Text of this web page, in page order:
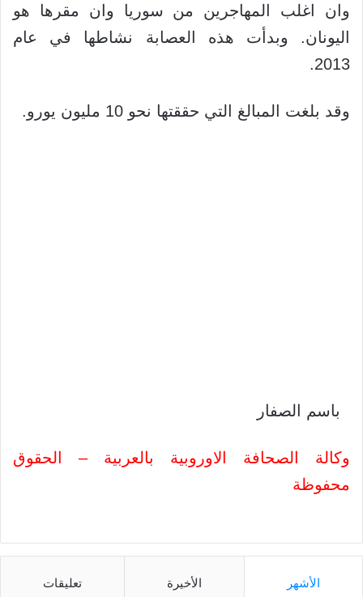
وان اغلب المهاجرين من سوريا وان مقرها هو
اليونان. وبدأت هذه العصابة نشاطها في عام
2013.
وقد بلغت المبالغ التي حققتها نحو 10 مليون يورو.
باسم الصفار
وكالة الصحافة الاوروبية بالعربية – الحقوق
محفوظة
الأشهر الأخيرة تعليقات